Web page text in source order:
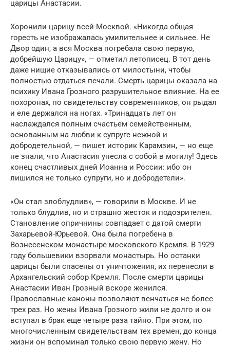
царицы Анастасии.
Хоронили царицу всей Москвой. «Никогда общая
горесть не изображалась умилительнее и сильнее. Не
Двор один, а вся Москва погребала свою первую,
добрейшую Царицу», — отметил летописец. В тот день
даже нищие отказывались от милостыни, чтобы
полностью отдаться печали. Смерть царицы оказала на
психику Ивана Грозного разрушительное влияние. На ее
похоронах, по свидетельству современников, он рыдал
и еле держался на ногах. «Тринадцать лет он
наслаждался полным счастьем семейственным,
основанным на любви к супруге нежной и
добродетельной, — пишет историк Карамзин, — но еще
не знали, что Анастасия унесла с собой в могилу! Здесь
конец счастливых дней Иоанна и России: ибо он
лишился не только супруги, но и добродетели».
«Он стал злоблудлив», — говорили в Москве. И не
только блудлив, но и страшно жесток и подозрителен.
Становление опричнины совпадает с датой смерти
Захарьевой-Юрьевой. Она была погребена в
Вознесенском монастыре московского Кремля. В 1929
году большевики взорвали монастырь. Но останки
царицы были спасены от уничтожения, их перенесли в
Архангельский собор Кремля. После смерти царицы
Анастасии Иван Грозный вскоре женился.
Православные каноны позволяют венчаться не более
трех раз. Но жены Ивана Грозного жили не долго и он
вступал в брак еще четыре раза тайно. При этом, по
многочисленным свидетельствам тех времен, до конца
жизни он вспоминал только свою первую жену. Но